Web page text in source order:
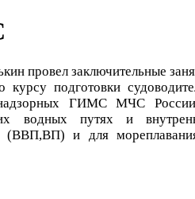
провел заключительные
подготовки
ГИМС МЧС
водных путях и
(ВВП,ВП) и для